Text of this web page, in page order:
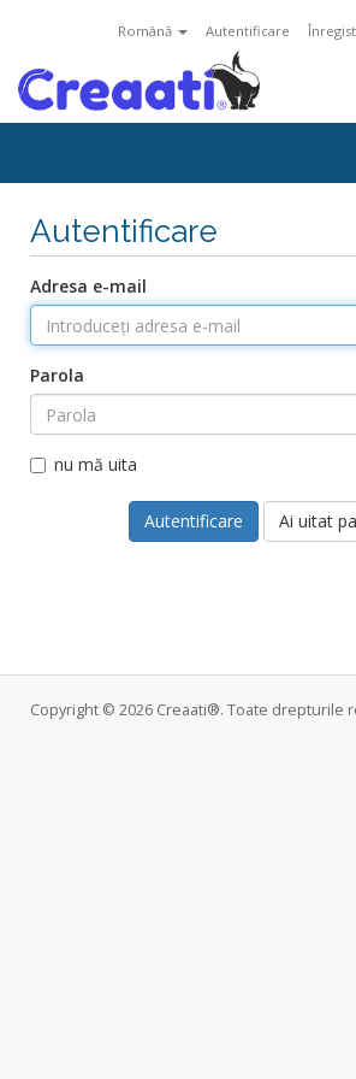
Română Autentificare
Autentificare
Adresa e-mail
Parola
nu mă uita
Ai uitat
Copyright © 2026 Creaati®. Toate drepturile